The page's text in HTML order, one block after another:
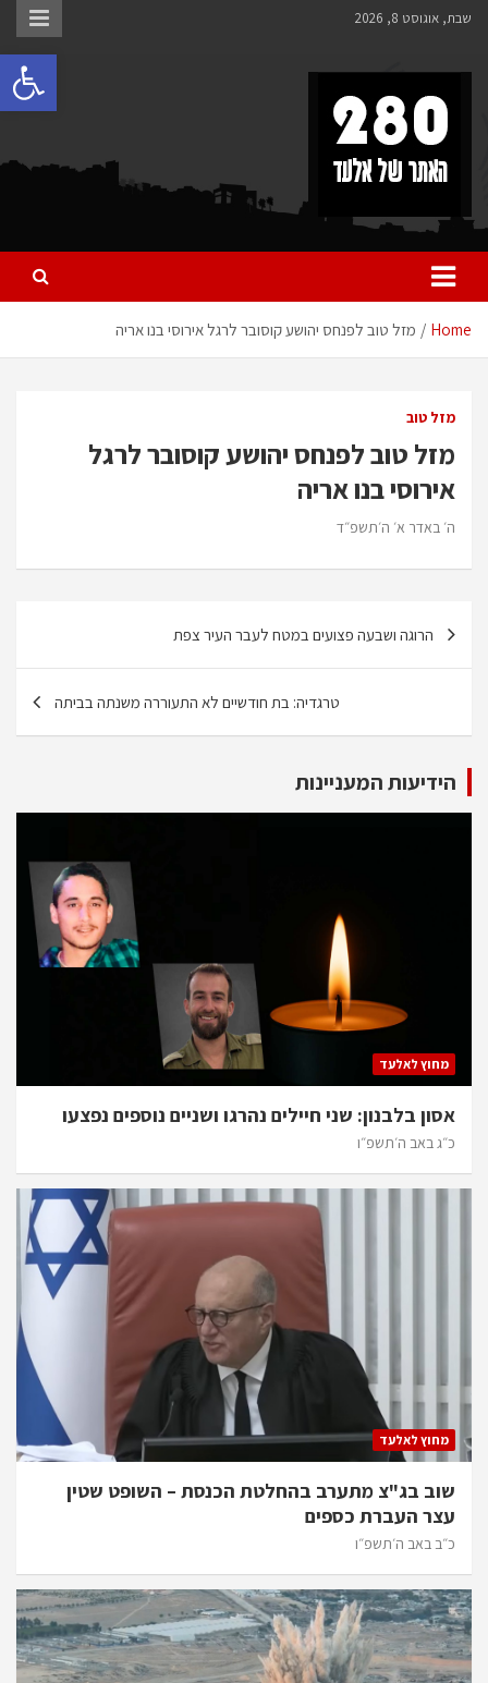
Skipשבת, אוגוסט 8, 2026
280 – חדשות אלעד
כל מה שחדש ומעניין באלעד
Home מזל טוב לפנחס יהושע קוסובר לרגל אירוסי בנו אריה
מזל טוב
מזל טוב לפנחס יהושע קוסובר לרגל
אירוסי בנו אריה
ה׳ באדר א׳ ה׳תשפ״ד
הרוגה ושבעה פצועים במטח לעבר העיר צפת
טרגדיה: בת חודשיים לא התעוררה משנתה בביתה
הידיעות המעניינות
מחוץ לאלעד
אסון בלבנון: שני חיילים נהרגו ושניים נוספים נפצעו
כ״ג באב ה׳תשפ״ו
מחוץ לאלעד
שוב בג"צ מתערב בהחלטת הכנסת – השופט שטין
עצר העברת כספים
כ״ב באב ה׳תשפ״ו